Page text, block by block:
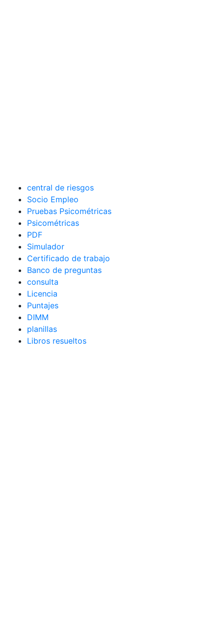
central de riesgos
Socio Empleo
Pruebas Psicométricas
Psicométricas
PDF
Simulador
Certificado de trabajo
Banco de preguntas
consulta
Licencia
Puntajes
DIMM
planillas
Libros resueltos